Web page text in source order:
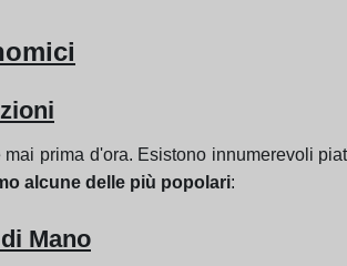
prima d'ora. Esistono innumerevoli
alcune delle più popolari:
Mano